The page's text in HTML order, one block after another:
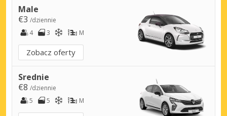
Male
€3 /dziennie
4
3 M
Zobacz oferty
Srednie
€8 /dziennie
5
5 M